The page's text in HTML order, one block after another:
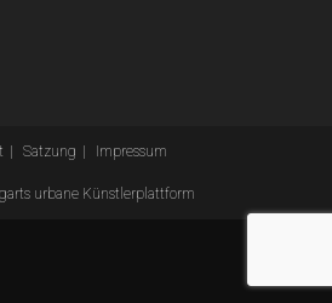
Satzung Impressum
urbane Künstlerplattform